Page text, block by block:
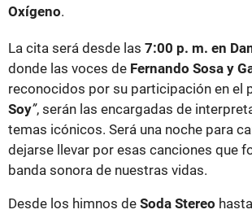
Oxígeno.
La cita será desde las 7:00 p. m. en
donde las voces de Fernando Sosa y
reconocidos por su participación en el
Soy”, serán las encargadas de
temas icónicos. Será una noche para
dejarse llevar por esas canciones que
banda sonora de nuestras vidas.
Desde los himnos de Soda Stereo